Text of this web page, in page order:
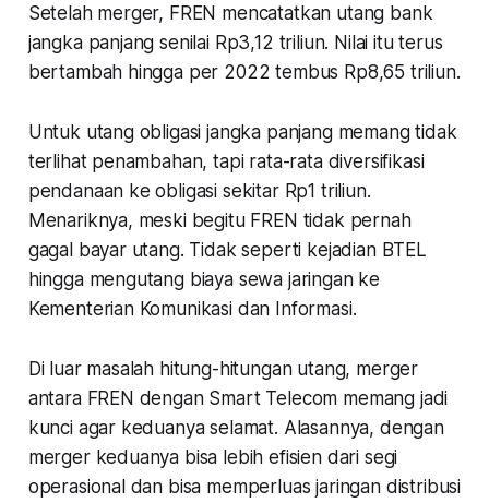
Setelah merger, FREN mencatatkan utang bank
jangka panjang senilai Rp3,12 triliun. Nilai itu terus
bertambah hingga per 2022 tembus Rp8,65 triliun.
Untuk utang obligasi jangka panjang memang tidak
terlihat penambahan, tapi rata-rata diversifikasi
pendanaan ke obligasi sekitar Rp1 triliun.
Menariknya, meski begitu FREN tidak pernah
gagal bayar utang. Tidak seperti kejadian BTEL
hingga mengutang biaya sewa jaringan ke
Kementerian Komunikasi dan Informasi.
Di luar masalah hitung-hitungan utang, merger
antara FREN dengan Smart Telecom memang jadi
kunci agar keduanya selamat. Alasannya, dengan
merger keduanya bisa lebih efisien dari segi
operasional dan bisa memperluas jaringan distribusi